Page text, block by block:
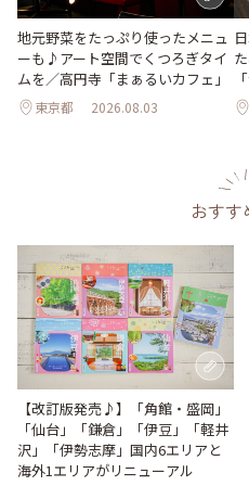
地元野菜をたっぷり使ったメニュ
ーも♪アート空間でくつろぎタイ
ムを／高円寺「まぁるいカフェ」
東京都 2026.08.03
おすす
【改訂版発売♪】「角館・盛岡」
「仙台」「鎌倉」「伊豆」「軽井
沢」「伊勢志摩」国内6エリアと
海外1エリアがリニューアル